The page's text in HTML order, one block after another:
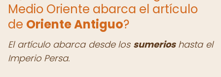
Medio Oriente abarca el artículo
de Oriente Antiguo?
El artículo abarca desde los sumerioshasta el
Imperio Persa.